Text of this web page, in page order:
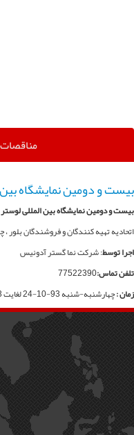
مناقصات
بیست و دومین نمایشگاه بین
بیست و دومین نمایشگاه بین المللی
اتحادیه تهیه کنندگان و فروشندگان بلور
اجرا توسط: شرکت نما گستر آدونیس
تلفن تماس:77522390
زمان :چهارشنبه-شنبه 93-10-24 لغایت 93-10-27